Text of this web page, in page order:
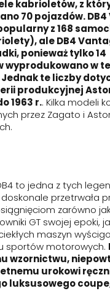
kabrioletów, z
70 pojazdów.
z 168
ale DB4
ponieważ tylko 14
wyprodukowano w
te liczby
produkcyjnej
1963 r.. Kilka modeli
przez Zagato i
to jedna z tych
przetrwała
zarówno
GT swojej epoki,
maszyn
sportów motorowych.
wzornictwu,
urokowi
luksusowego